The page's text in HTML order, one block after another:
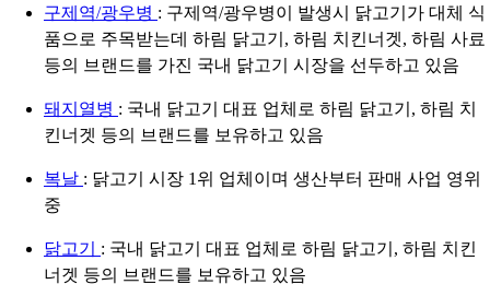
구제역/광우병 : 구제역/광우병이 발생시 닭고기가 대체 식
품으로 주목받는데 하림 닭고기, 하림 치킨너겟, 하림 사료
등의 브랜드를 가진 국내 닭고기 시장을 선두하고 있음
돼지열병 : 국내 닭고기 대표 업체로 하림 닭고기, 하림 치
킨너겟 등의 브랜드를 보유하고 있음
복날 : 닭고기 시장 1위 업체이며 생산부터 판매 사업 영위
중
닭고기 : 국내 닭고기 대표 업체로 하림 닭고기, 하림 치킨
너겟 등의 브랜드를 보유하고 있음